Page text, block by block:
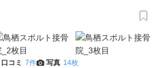
口コミ 7件 写真 14枚